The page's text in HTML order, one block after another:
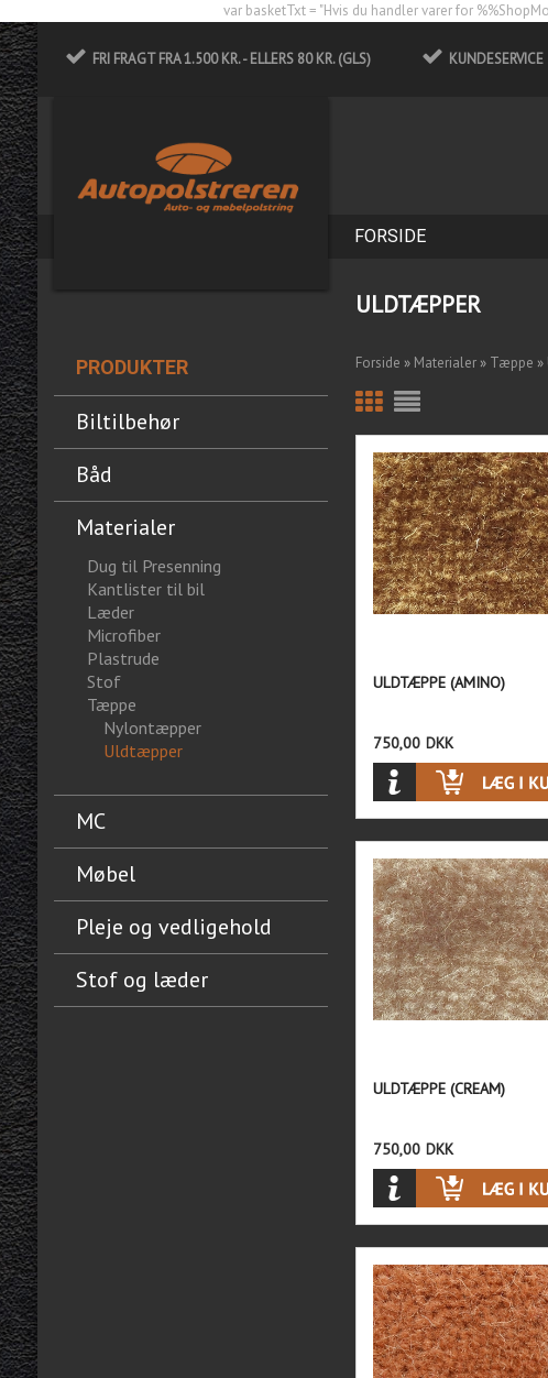
var basketTxt = "Hvis du handler varer for
FRI FRAGT FRA 1.500 KR. - ELLERS 80 KR. (GLS)
FORSIDE
PRODUKTER
Biltilbehør
Båd
Materialer
Dug til Presenning
Kantlister til bil
Læder
Microfiber
Plastrude
Stof
Tæppe
Nylontæpper
Uldtæpper
MC
Møbel
Pleje og vedligehold
Stof og læder
ULDTÆPPER
Forside » Materialer» Tæppe »
ULDTÆPPE (AMINO)
750,00 DKK
ULDTÆPPE (CREAM)
750,00 DKK